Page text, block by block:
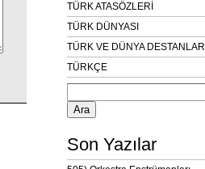
TÜRK ATASÖZLERİ
TÜRK DÜNYASI
TÜRK VE DÜNYA DESTANLARI
TÜRKÇE
Arama:
Son Yazılar